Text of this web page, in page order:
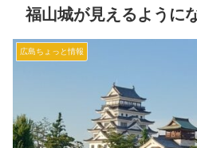
福山城が見えるように
広島ちょっと情報